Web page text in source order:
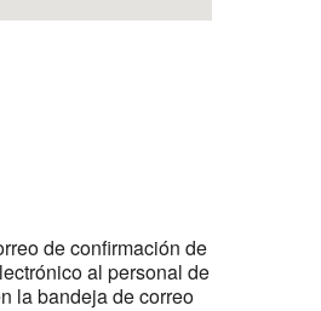
de confirmación de
al personal de
la bandeja de correo